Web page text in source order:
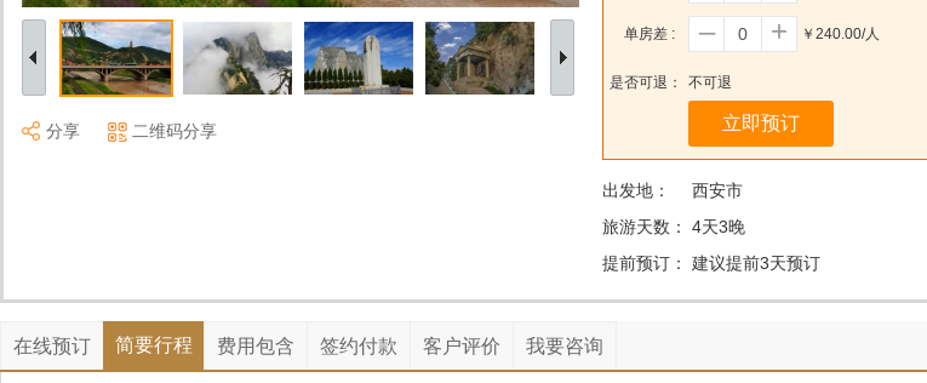
分享 二维码分享
单房差 : – + ￥240.00/人
是否可退： 不可退
立即预订
出发地：
西安市
旅游天数：
4天3晚
提前预订：
建议提前3天预订
在线预订 简要行程 费用包含 签约付款 客户评价 我要咨询